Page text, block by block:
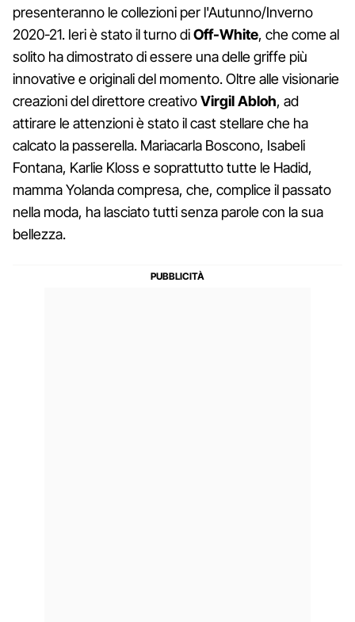
presenteranno le collezioni per l'Autunno/Inverno
2020-21. Ieri è stato il turno diOff-White, che come al
solito ha dimostrato di essere una delle griffe più
innovative e originali del momento. Oltre alle visionarie
creazioni del direttore creativoVirgil Abloh, ad
attirare le attenzioni è stato il cast stellare che ha
calcato la passerella. Mariacarla Boscono, Isabeli
Fontana, Karlie Kloss e soprattutto tutte le Hadid,
mamma Yolanda compresa, che, complice il passato
nella moda, ha lasciato tutti senza parole con la sua
bellezza.